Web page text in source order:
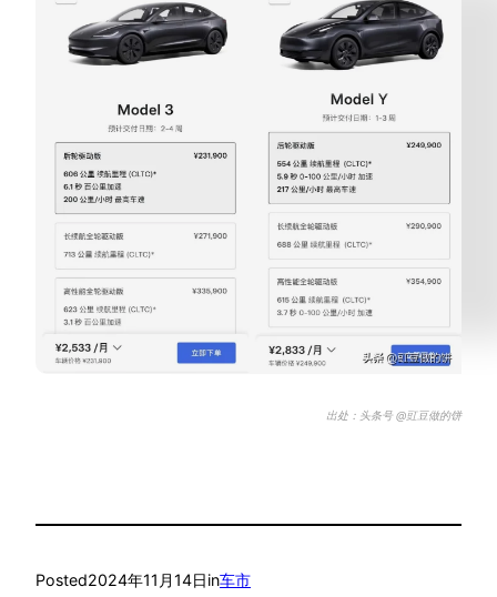
出处：头条号 @豇豆做的饼
Posted2024年11月14日in车市